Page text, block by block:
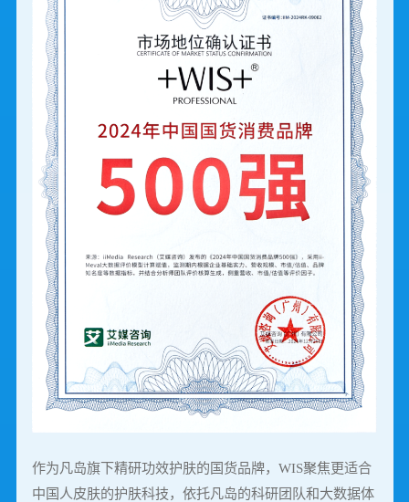
作为凡岛旗下精研功效护肤的国货品牌，WIS聚焦更适合
中国人皮肤的护肤科技，依托凡岛的科研团队和大数据体